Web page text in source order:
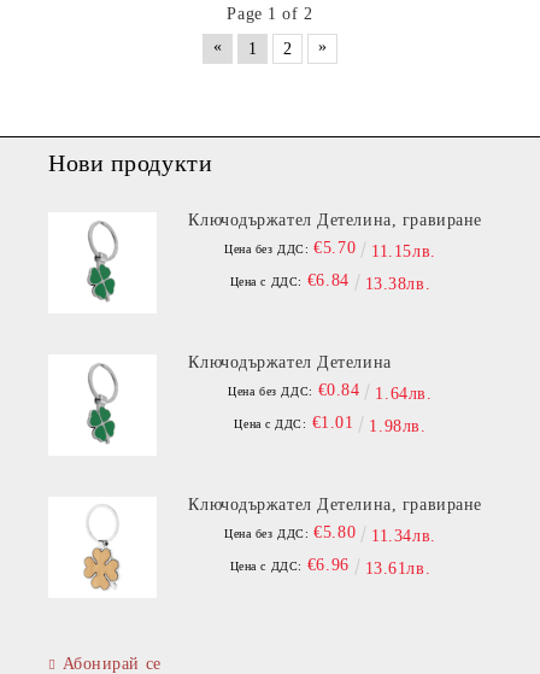
Page 1 of 2
«
1 2 »
Нови продукти
Ключодържател Детелина, гравиране
Цена без ДДС: €5.70 11.15лв.
Цена с ДДС: €6.84 13.38лв.
Ключодържател Детелина
Цена без ДДС: €0.84 1.64лв.
Цена с ДДС: €1.01 1.98лв.
Ключодържател Детелина, гравиране
Цена без ДДС: €5.80 11.34лв.
Цена с ДДС: €6.96 13.61лв.
Абонирай се